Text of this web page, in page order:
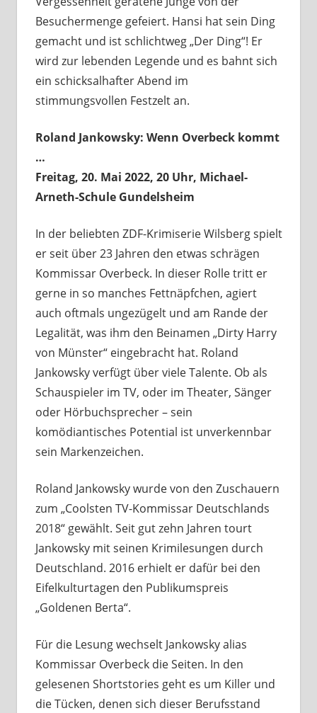
Besuchermenge gefeiert. Hansi hat sein Ding
gemacht und ist schlichtweg „Der Ding“! Er
wird zur lebenden Legende und es bahnt sich
ein schicksalhafter Abend im
stimmungsvollen Festzelt an.
Roland Jankowsky: Wenn Overbeck kommt
…
Freitag, 20. Mai 2022, 20 Uhr, Michael-
Arneth-Schule Gundelsheim
In der beliebten ZDF-Krimiserie Wilsberg spielt
er seit über 23 Jahren den etwas schrägen
Kommissar Overbeck. In dieser Rolle tritt er
gerne in so manches Fettnäpfchen, agiert
auch oftmals ungezügelt und am Rande der
Legalität, was ihm den Beinamen „Dirty Harry
von Münster“ eingebracht hat. Roland
Jankowsky verfügt über viele Talente. Ob als
Schauspieler im TV, oder im Theater, Sänger
oder Hörbuchsprecher – sein
komödiantisches Potential ist unverkennbar
sein Markenzeichen.
Roland Jankowsky wurde von den Zuschauern
zum „Coolsten TV-Kommissar Deutschlands
2018“ gewählt. Seit gut zehn Jahren tourt
Jankowsky mit seinen Krimilesungen durch
Deutschland. 2016 erhielt er dafür bei den
Eifelkulturtagen den Publikumspreis
„Goldenen Berta“.
Für die Lesung wechselt Jankowsky alias
Kommissar Overbeck die Seiten. In den
gelesenen Shortstories geht es um Killer und
die Tücken, denen sich dieser Berufsstand